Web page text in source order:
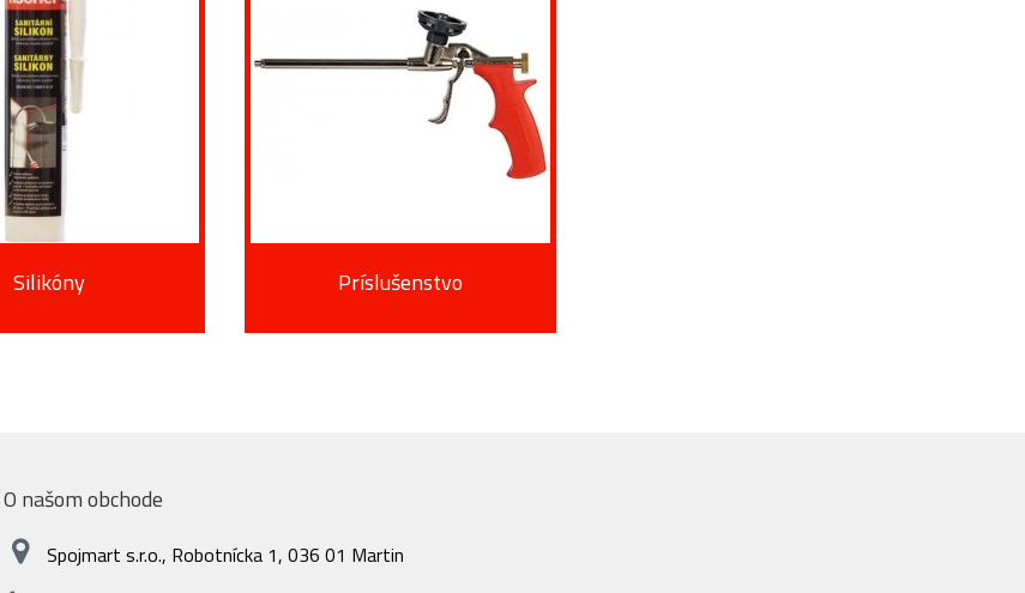
Silikóny Príslušenstvo
O našom obchode
Spojmart s.r.o., Robotnícka 1, 036 01 Martin